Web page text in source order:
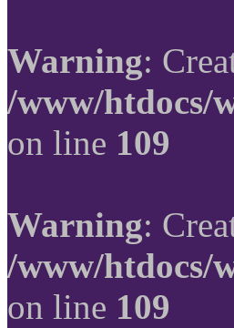
Warning:
/www/htdocs/
on line 109
Warning:
/www/htdocs/
on line 109